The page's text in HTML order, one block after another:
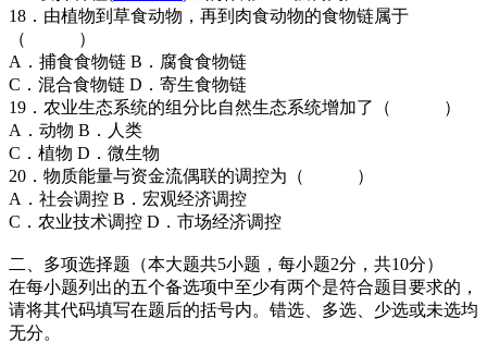
18．由植物到草食动物，再到肉食动物的食物链属于
（ ）
A．捕食食物链 B．腐食食物链
C．混合食物链 D．寄生食物链
19．农业生态系统的组分比自然生态系统增加了（ ）
A．动物 B．人类
C．植物 D．微生物
20．物质能量与资金流偶联的调控为（ ）
A．社会调控 B．宏观经济调控
C．农业技术调控 D．市场经济调控
二、多项选择题（本大题共5小题，每小题2分，共10分）
在每小题列出的五个备选项中至少有两个是符合题目要求的，
请将其代码填写在题后的括号内。错选、多选、少选或未选均
无分。